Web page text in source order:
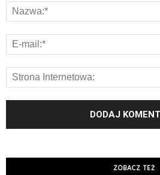
ZOBACZ TEŻ